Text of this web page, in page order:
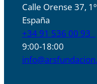
Calle Orense 37,
España
+34 91 536 00 93
9:00-18:00